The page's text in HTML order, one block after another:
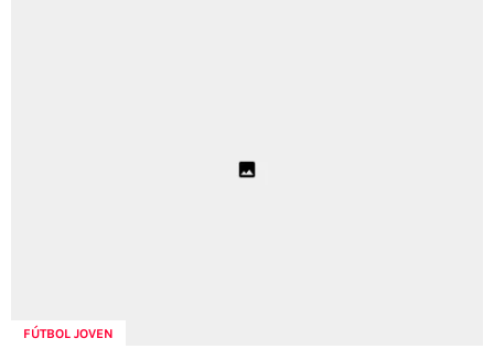
FÚTBOL JOVEN